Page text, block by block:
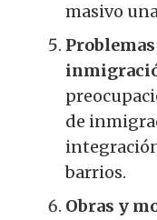
masivo
de
barrios.
Obras y